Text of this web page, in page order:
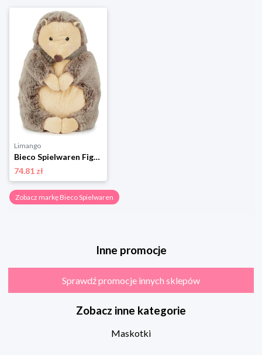
Limango
Bieco Spielwaren Figurka - 3+ rozmiar: onesize
74.81 zł
Zobacz markę Bieco Spielwaren
Inne promocje
Sprawdź promocje innych sklepów
Zobacz inne kategorie
Maskotki